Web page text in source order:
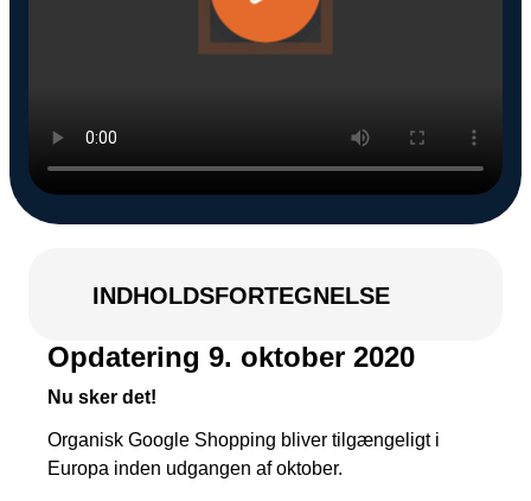
PAID SEARCH
Display annoncering
YouTube annoncering
Google shopping
Kampagnemails
E-mail automation
INDHOLDSFORTEGNELSE
Opdatering 9. oktober 2020
Nu sker det!
Organisk Google Shopping bliver tilgængeligt i
Europa inden udgangen af oktober.